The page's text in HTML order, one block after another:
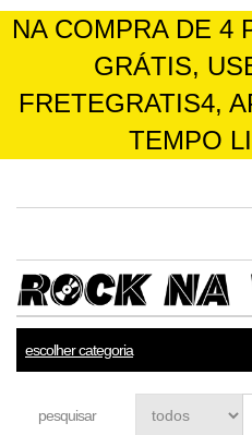
NA COMPRA DE 4
GRÁTIS,
FRETEGRATIS4,
TEMPO
escolher categoria
pesquisar